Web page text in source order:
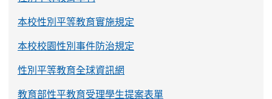
本校性別平等教育實施規定
本校校園性別事件防治規定
性別平等教育全球資訊網
教育部性平教育受理學生提案表單